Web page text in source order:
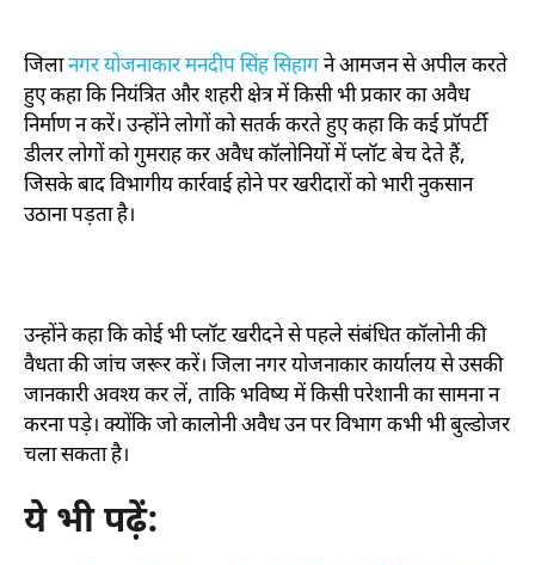
जिलानगर योजनाकार मनदीप सिंह सिहागने आमजन से अपील करते
हुए कहा कि नियंत्रित और शहरी क्षेत्र में किसी भी प्रकार का अवैध
निर्माण न करें। उन्होंने लोगों को सतर्क करते हुए कहा कि कई प्रॉपर्टी
डीलर लोगों को गुमराह कर अवैध कॉलोनियों में प्लॉट बेच देते हैं,
जिसके बाद विभागीय कार्रवाई होने पर खरीदारों को भारी नुकसान
उठाना पड़ता है।
उन्होंने कहा कि कोई भी प्लॉट खरीदने से पहले संबंधित कॉलोनी की
वैधता की जांच जरूर करें। जिला नगर योजनाकार कार्यालय से उसकी
जानकारी अवश्य कर लें, ताकि भविष्य में किसी परेशानी का सामना न
करना पड़े। क्योंकि जो कालोनी अवैध उन पर विभाग कभी भी बुल्डोजर
चला सकता है।
ये भी पढ़ें: